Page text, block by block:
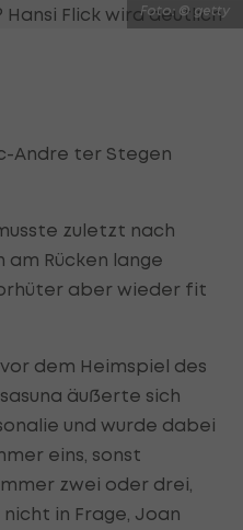
Foto: © getty
Andre ter Stegen
zuletzt nach
Rücken lange
aber wieder fit
dem Heimspiel des
äußerte sich
und wurde dabei
eins, sonst
zwei oder drei,
in Frage, Joan